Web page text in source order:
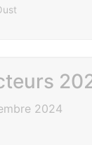
2024